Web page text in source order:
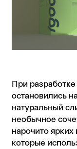
При
остановились
натуральный
необычное
нарочито ярких
которые